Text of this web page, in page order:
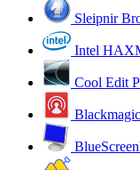
Sleipnir
Intel
Cool Edit